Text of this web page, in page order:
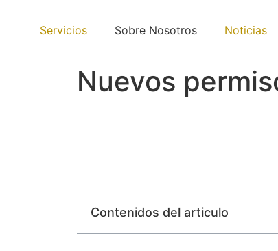
Servicios Sobre Nosotros
Noticias
Nuevos
Contenidos del articulo